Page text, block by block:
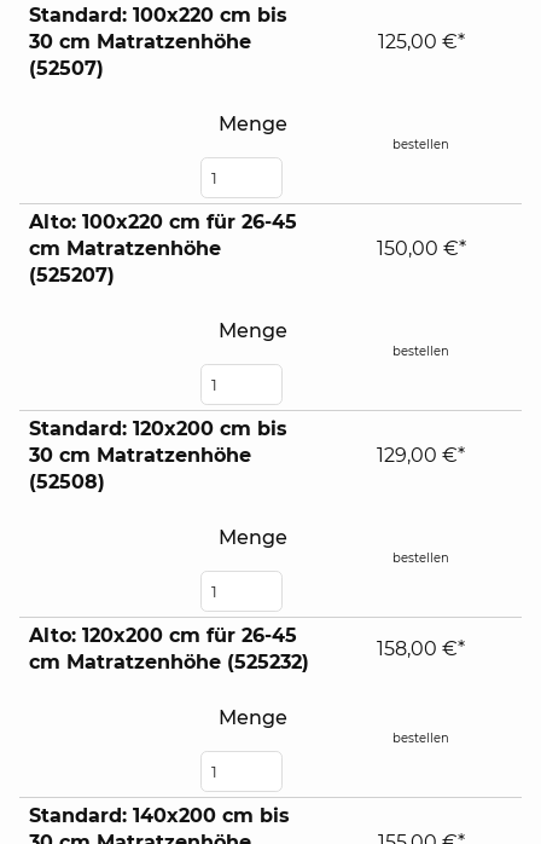
Standard: 100x220 cm bis
30 cm Matratzenhöhe
(52507)
Menge
125,00 €*
bestellen
Alto: 100x220 cm für 26-45
cm Matratzenhöhe
(525207)
Menge
150,00 €*
bestellen
Standard: 120x200 cm bis
30 cm Matratzenhöhe
(52508)
Menge
129,00 €*
bestellen
Alto: 120x200 cm für 26-45
cm Matratzenhöhe (525232)
Menge
158,00 €*
bestellen
Standard: 140x200 cm bis